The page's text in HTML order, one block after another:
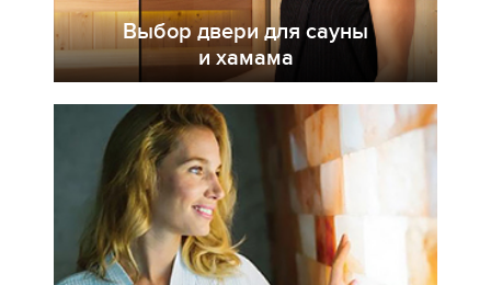
Выбор двери для сауны
и хамама